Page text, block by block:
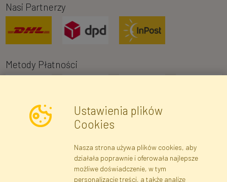
Nasi Partnerzy
Metody Płatności
Zapisz się
Ustawienia plików
Cookies
Nasza strona używa plików cookies, aby
działała poprawnie i oferowała najlepsze
możliwe doświadczenie, w tym
personalizację treści, a także analizę